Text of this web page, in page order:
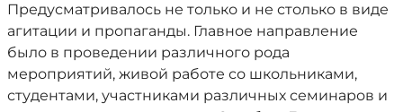
Предусматривалось не только и не столько в виде
агитации и пропаганды. Главное направление
было в проведении различного рода
мероприятий, живой работе со школьниками,
студентами, участниками различных семинаров и